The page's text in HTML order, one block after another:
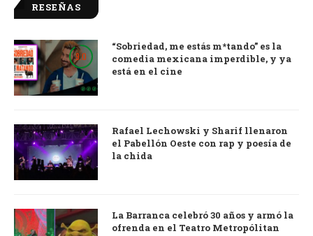
RESEÑAS
9.0
“Sobriedad, me estás m*tando” es la
comedia mexicana imperdible, y ya
está en el cine
Rafael Lechowski y Sharif llenaron
el Pabellón Oeste con rap y poesía de
la chida
La Barranca celebró 30 años y armó la
ofrenda en el Teatro Metropólitan